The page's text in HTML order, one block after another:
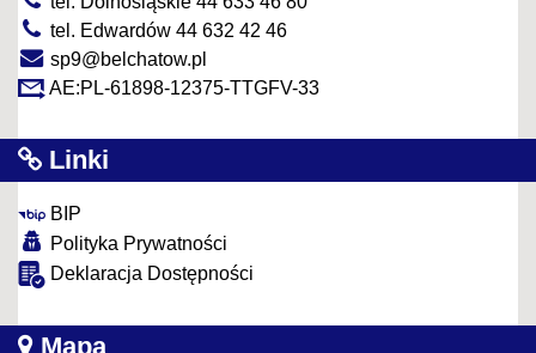
tel. Edwardów 44 632 42 46
sp9@belchatow.pl
AE:PL-61898-12375-TTGFV-33
Linki
BIP
Polityka Prywatności
Deklaracja Dostępności
Mapa